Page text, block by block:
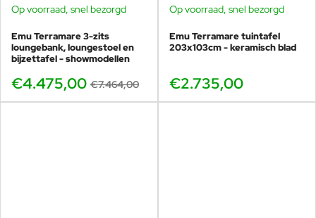
praktijk vaak het meest gebruikt worden.
BUNDELKORTING
-40%
Op voorraad, snel bezorgd
Emu Terramare 3-zits
loungebank, loungestoel en
bijzettafel - showmodellen
€4.475,00 €7.464,00
Op voorraad, snel bezorgd
Emu Terramare tuintafel
203x103cm - keramisch blad
€2.735,00